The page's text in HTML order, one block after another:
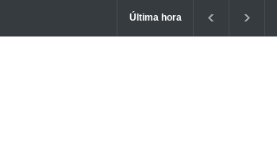
Última hora